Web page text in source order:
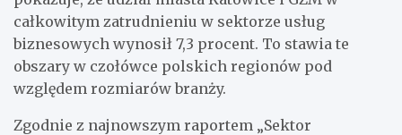
całkowitym zatrudnieniu w sektorze usług
biznesowych wynosił 7,3 procent. To stawia te
obszary w czołówce polskich regionów pod
względem rozmiarów branży.
Zgodnie z najnowszym raportem „Sektor